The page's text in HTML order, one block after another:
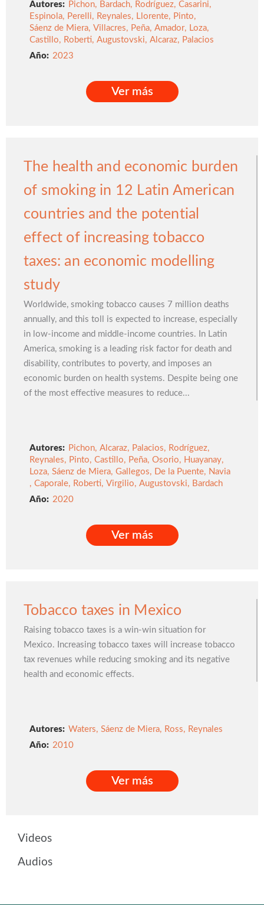
Autores: Pichon, Bardach, Rodríguez, Casarini,
Espinola, Perelli, Reynales, Llorente, Pinto,
Sáenz de Miera, Villacres, Peña, Amador, Loza,
Castillo, Roberti, Augustovski, Alcaraz, Palacios
2023
Ver más
The health and economic burden
of smoking in 12 Latin American
countries and the potential
effect of increasing tobacco
taxes: an economic modelling
study
Worldwide, smoking tobacco causes 7 million deaths
annually, and this toll is expected to increase, especially
in low-income and middle-income countries. In Latin
America, smoking is a leading risk factor for death and
disability, contributes to poverty, and imposes an
economic burden on health systems. Despite being one
of the most effective measures to reduce...
Autores: Pichon, Alcaraz, Palacios, Rodríguez,
Reynales, Pinto, Castillo, Peña, Osorio, Huayanay,
Loza, Sáenz de Miera, Gallegos, De la Puente, Navia
, Caporale, Roberti, Virgilio, Augustovski, Bardach
2020
Ver más
Tobacco taxes in Mexico
Raising tobacco taxes is a win-win situation for
Mexico. Increasing tobacco taxes will increase tobacco
tax revenues while reducing smoking and its negative
health and economic effects.
Autores: Waters, Sáenz de Miera, Ross, Reynales
2010
Ver más
Videos
Audios